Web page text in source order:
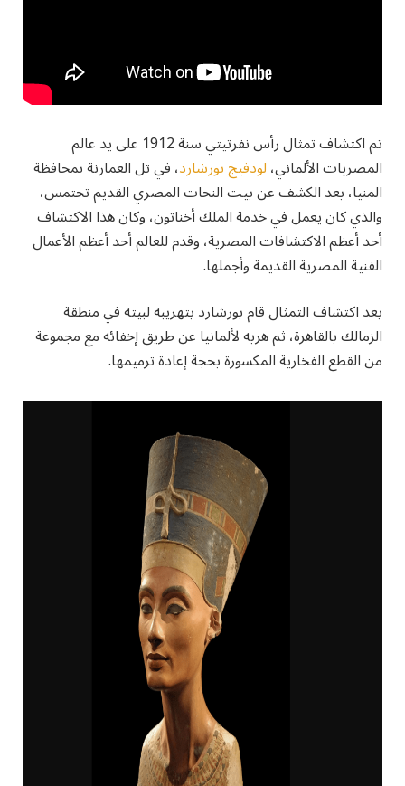
تم اكتشاف تمثال رأس نفرتيتي سنة 1912 على يد عالم
المصريات الألماني،لودفيج بورشارد، في تل العمارنة بمحافظة
المنيا، بعد الكشف عن بيت النحات المصري القديم تحتمس،
والذي كان يعمل في خدمة الملك أخناتون، وكان هذا الاكتشاف
أحد أعظم الاكتشافات المصرية، وقدم للعالم أحد أعظم الأعمال
الفنية المصرية القديمة وأجملها.
بعد اكتشاف التمثال قام بورشارد بتهريبه لبيته في منطقة
الزمالك بالقاهرة، ثم هربه لألمانيا عن طريق إخفائه مع مجموعة
من القطع الفخارية المكسورة بحجة إعادة ترميمها.